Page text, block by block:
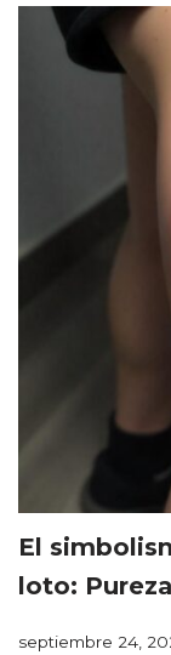
El
loto:
septiembre 24,